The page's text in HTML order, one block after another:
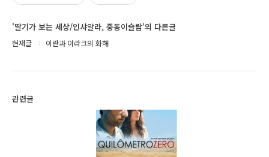
'딸기가 보는 세상/인샤알라, 중동이슬람'의 다른글
현재글 이란과 이라크의 화해
관련글